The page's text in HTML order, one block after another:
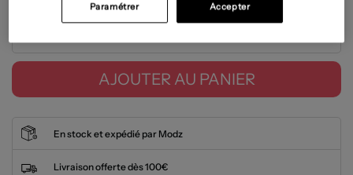
AJOUTER AU PANIER
En stock et expédié par Modz
Livraison offerte dès 100€
Accepter
Paramétrer